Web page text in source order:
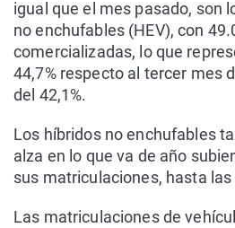
igual que el mes pasado, son
no enchufables (HEV), con
comercializadas, lo que
44,7% respecto al tercer mes
del 42,1%.
Los híbridos no enchufables
alza en lo que va de año
sus matriculaciones, hasta
Las matriculaciones de